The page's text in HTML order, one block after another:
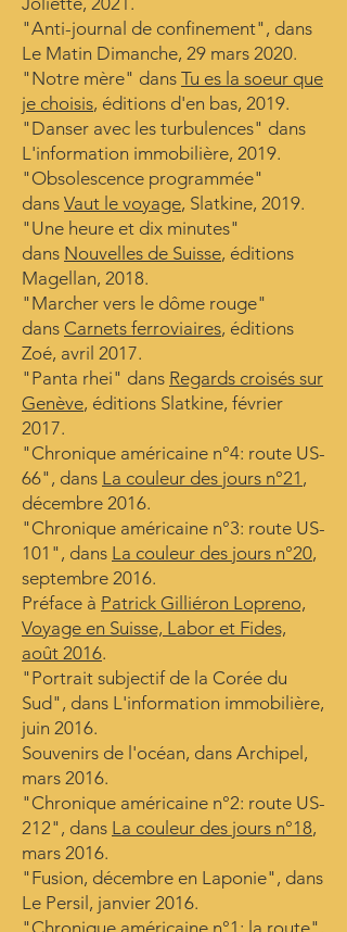
"Anti-journal de confinement", dans
Le Matin Dimanche, 29 mars 2020.
"Notre mère" dans Tu es la soeur que
je choisis, éditions d'en bas, 2019.
"Danser avec les turbulences" dans
L'information immobilière, 2019.
"Obsolescence programmée"
dans Vaut le voyage, Slatkine, 2019.
"Une heure et dix minutes"
dans Nouvelles de Suisse, éditions
Magellan, 2018.
"Marcher vers le dôme rouge"
dans Carnets ferroviaires, éditions
Zoé, avril 2017.
"Panta rhei" dans Regards croisés sur
Genève, éditions Slatkine, février
2017.
"Chronique américaine n°4: route US-
66", dans La couleur des jours n°21 ,
décembre 2016.
"Chronique américaine n°3: route US-
101", dans La couleur des jours n°20,
septembre 2016.
Préface à Patrick Gilliéron Lopreno,
Voyage en Suisse, Labor et Fides,
août 2016.
"Portrait subjectif de la Corée du
Sud", dans L'information immobilière,
juin 2016.
Souvenirs de l'océan, dans Archipel,
mars 2016.
"Chronique américaine n°2: route US-
212", dans La couleur des jours n°18,
mars 2016.
"Fusion, décembre en Laponie", dans
Le Persil, janvier 2016.
"Chronique américaine n°1: la route",